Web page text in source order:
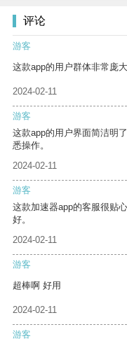
评论
游客
这款app的用户群体非常庞
2024-02-11
游客
这款app的用户界面简洁明
悉操作。
2024-02-11
游客
这款加速器app的客服很贴
好。
2024-02-11
游客
超棒啊 好用
2024-02-11
游客